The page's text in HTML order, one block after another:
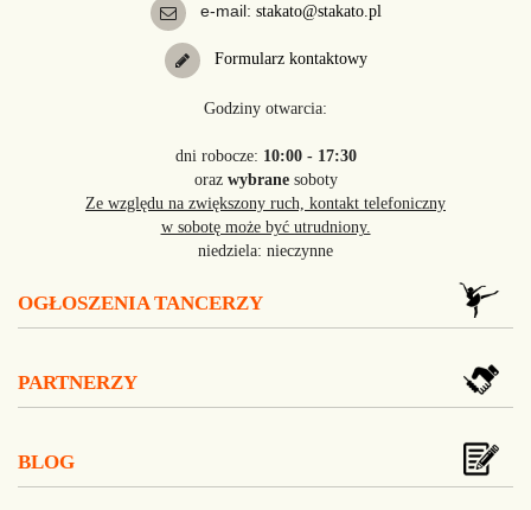
e-mail: stakato@stakato.pl
Formularz kontaktowy
Godziny otwarcia:
dni robocze: 10:00 - 17:30
oraz wybranesoboty
Ze względu na zwiększony ruch, kontakt telefoniczny
w sobotę może być utrudniony.
niedziela: nieczynne
OGŁOSZENIA TANCERZY
PARTNERZY
BLOG